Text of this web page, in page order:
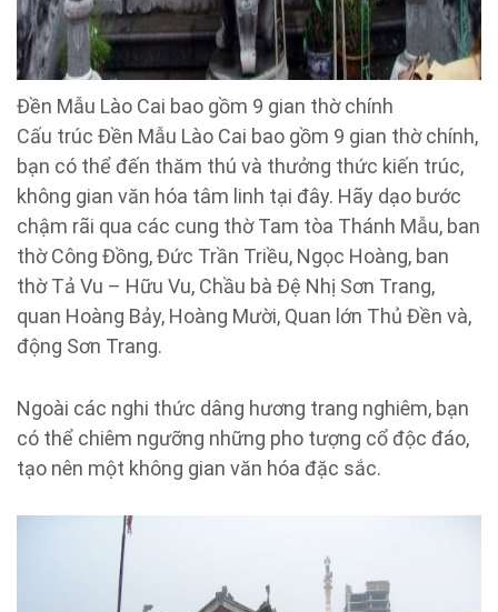
Đền Mẫu Lào Cai bao gồm 9 gian thờ chính
Cấu trúc Đền Mẫu Lào Cai bao gồm 9 gian thờ chính,
bạn có thể đến thăm thú và thưởng thức kiến trúc,
không gian văn hóa tâm linh tại đây. Hãy dạo bước
chậm rãi qua các cung thờ Tam tòa Thánh Mẫu, ban
thờ Công Đồng, Đức Trần Triều, Ngọc Hoàng, ban
thờ Tả Vu – Hữu Vu, Chầu bà Đệ Nhị Sơn Trang,
quan Hoàng Bảy, Hoàng Mười, Quan lớn Thủ Đền và,
động Sơn Trang.
Ngoài các nghi thức dâng hương trang nghiêm, bạn
có thể chiêm ngưỡng những pho tượng cổ độc đáo,
tạo nên một không gian văn hóa đặc sắc.